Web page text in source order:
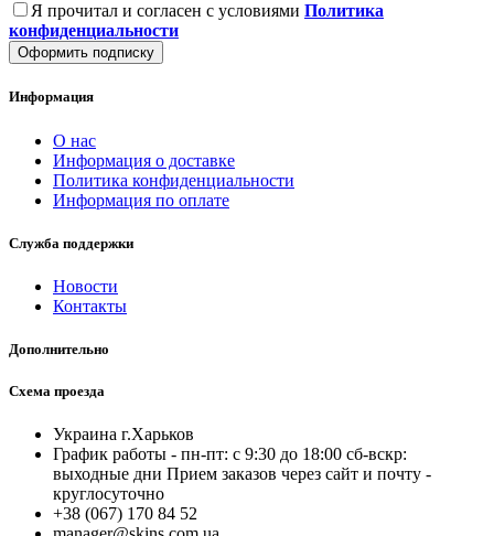
Я прочитал и согласен с условиями Политика
конфиденциальности
Оформить подписку
Информация
О нас
Информация о доставке
Политика конфиденциальности
Информация по оплате
Служба поддержки
Новости
Контакты
Дополнительно
Схема проезда
Украина г.Харьков
График работы - пн-пт: с 9:30 до 18:00 cб-вскр:
выходные дни Прием заказов через сайт и почту -
круглосуточно
+38 (067) 170 84 52